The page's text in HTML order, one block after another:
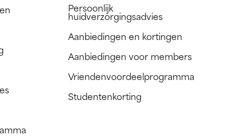
Persoonlijk
huidverzorgingsadvies
Aanbiedingen en kortingen
Aanbiedingen voor members
Vriendenvoordeelprogramma
Studentenkorting